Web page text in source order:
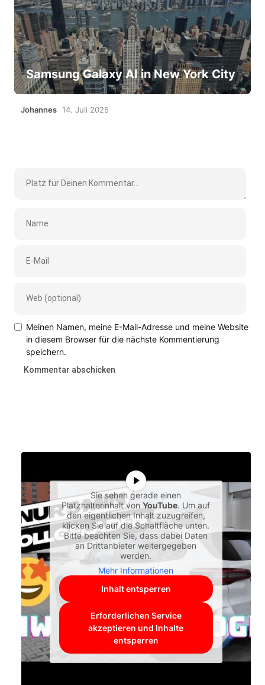
Samsung Galaxy AI in New York City
Johannes 14. Juli 2025
Meinen Namen, meine E-Mail-Adresse und meine Website
in diesem Browser für die nächste Kommentierung
speichern.
Sie sehen gerade einen
Platzhalterinhalt vonYouTube. Um auf
den eigentlichen Inhalt zuzugreifen,
klicken Sie auf die Schaltfläche unten.
Bitte beachten Sie, dass dabei Daten
an Drittanbieter weitergegeben
werden.
Mehr Informationen
Inhalt entsperren
Erforderlichen Service
akzeptieren und Inhalte
entsperren